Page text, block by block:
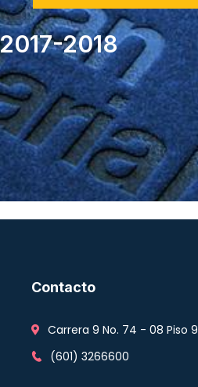
2018
Contacto
Carrera 9 No. 74 - 08 Piso 9
(601) 3266600